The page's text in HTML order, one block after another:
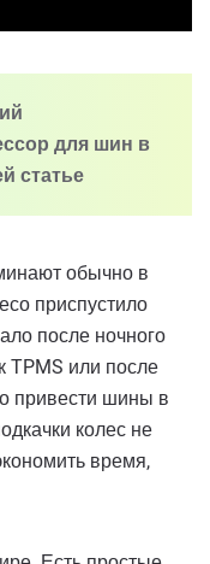
для шин в
статье
обычно в
приспустило
после ночного
TPMS или после
привести шины в
колес не
время,